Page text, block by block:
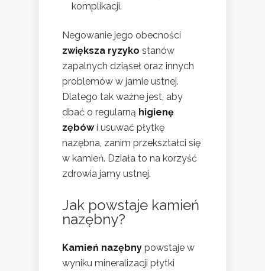
komplikacji.
Negowanie jego obecności
zwiększa ryzyko stanów
zapalnych dziąseł oraz innych
problemów w jamie ustnej.
Dlatego tak ważne jest, aby
dbać o regularną higienę
zębówi usuwać płytkę
nazębna, zanim przekształci się
w kamień. Działa to na korzyść
zdrowia jamy ustnej.
Jak powstaje kamień
nazębny?
Kamień nazębny powstaje w
wyniku mineralizacji płytki